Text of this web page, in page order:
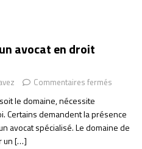
avocat en droit
Commentaires fermés
le domaine, nécessite
Certains demandent la présence
avocat spécialisé. Le domaine de
un[…]